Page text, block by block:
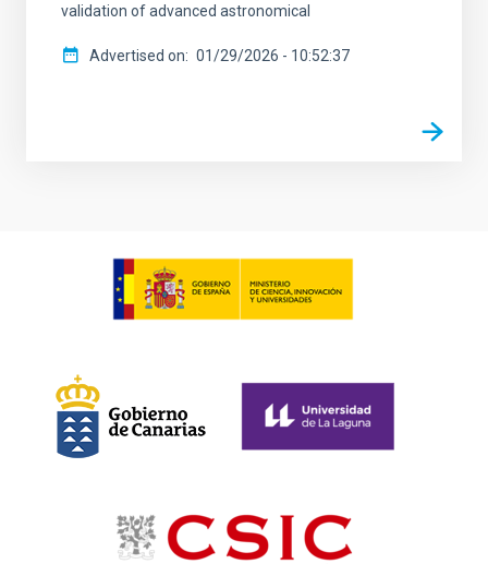
validation of advanced astronomical
Advertised on 01/29/2026 - 10:52:37